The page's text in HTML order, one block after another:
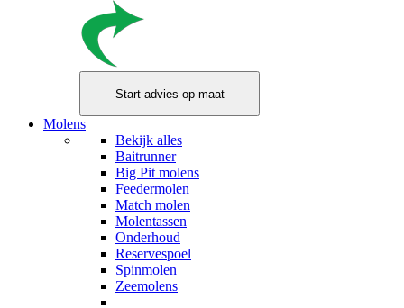
Molens
Bekijk alles
Baitrunner
Big Pit molens
Feedermolen
Match molen
Molentassen
Onderhoud
Reservespoel
Spinmolen
Zeemolens